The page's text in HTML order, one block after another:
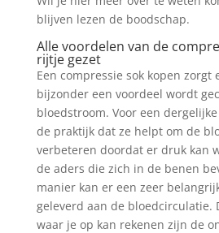
blijven lezen de boodschap.
Alle voordelen van de
rijtje gezet
Een compressie sok kopen
bijzonder een voordeel wordt
bloedstroom. Voor een
de praktijk dat ze helpt om de
verbeteren doordat er druk kan
de aders die zich in de benen
manier kan er een zeer
geleverd aan de bloedcirculatie.
waar je op kan rekenen zijn de